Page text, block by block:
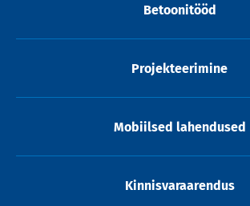
Betoonitööd
Projekteerimine
Mobiilsed lahendused
Kinnisvaraarendus